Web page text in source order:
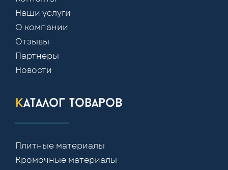
Наши услуги
О компании
Отзывы
Партнеры
Новости
каталог товаров
Плитные материалы
Кромочные материалы